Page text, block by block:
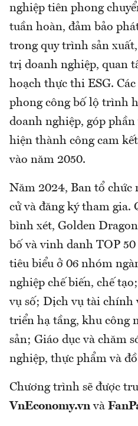
nghiệp tiên phong
tuần hoàn, đảm bảo
trong quy trình sản
trị doanh nghiệp, quan
hoạch thực thi ESG.
phong công bố lộ trình
doanh nghiệp, góp
hiện thành công cam
vào năm 2050.
Năm 2024, Ban tổ chức
cử và đăng ký tham gia.
bình xét, Golden
bố và vinh danh TOP
tiêu biểu ở 06 nhóm
nghiệp chế biến, chế
vụ số; Dịch vụ tài chính
triển hạ tầng, khu công
sản; Giáo dục và chăm
nghiệp, thực phẩm và
Chương trình sẽ được
VnEconomy.vnvà